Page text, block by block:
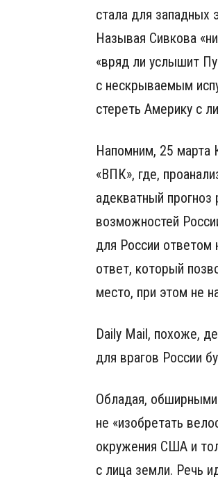
стала для западных
Называя Сивкова
«вряд ли услышит
с нескрываемым
стереть Америку с
Напомним, 25 марта
«ВПК», где,
адекватный
возможностей
для России ответом
ответ, который
место, при этом не
Daily Mail, похоже,
для врагов России
Обладая, обширными
не «изобретать
окружения США и
с лица земли. Речь